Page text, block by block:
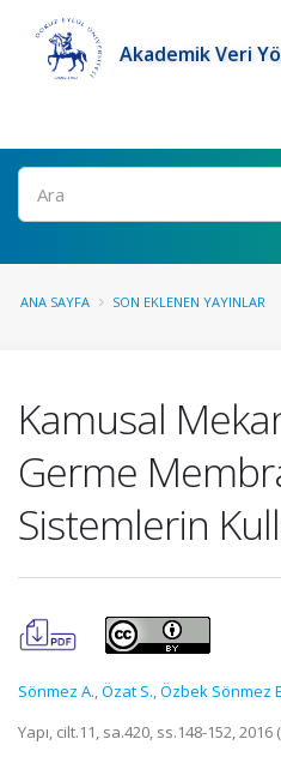
Akademik Veri
Ara
ANA SAYFA SON EKLENEN YAYINLAR
Kamusal
Germe
Sistemlerin
Sönmez A.,Özat S.,Özbek Sönmez
Yapı, cilt.11, sa.420, ss.148-152,